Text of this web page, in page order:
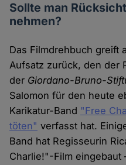
Sollte man
nehmen?
Das Filmdrehbuch greift
Aufsatz zurück, den der
der Giordano-Bruno-
Salomon für den heute
Karikatur-Band "Free
töten" verfasst hat.
Band hat Regisseurin
Charlie!"-Film eingebaut